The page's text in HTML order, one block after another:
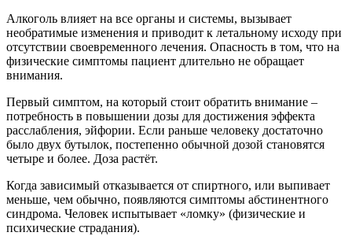
Алкоголь влияет на все органы и системы, вызывает
необратимые изменения и приводит к летальному исходу при
отсутствии своевременного лечения. Опасность в том, что на
физические симптомы пациент длительно не обращает
внимания.
Первый симптом, на который стоит обратить внимание –
потребность в повышении дозы для достижения эффекта
расслабления, эйфории. Если раньше человеку достаточно
было двух бутылок, постепенно обычной дозой становятся
четыре и более. Доза растёт.
Когда зависимый отказывается от спиртного, или выпивает
меньше, чем обычно, появляются симптомы абстинентного
синдрома. Человек испытывает «ломку» (физические и
психические страдания).